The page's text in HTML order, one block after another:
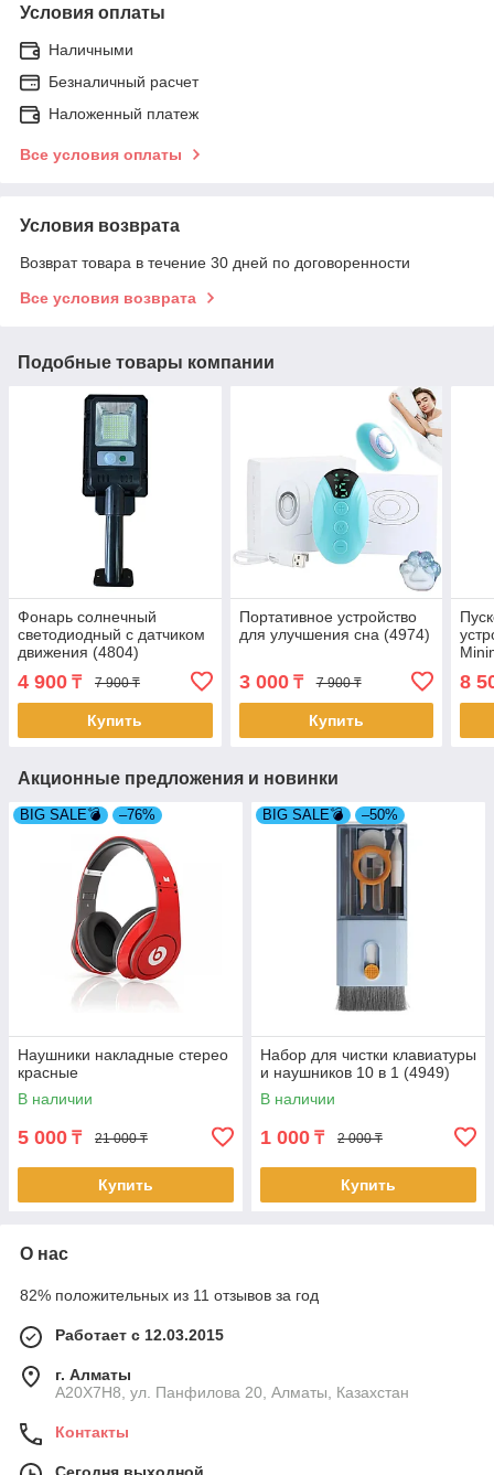
Условия оплаты
Наличными
Безналичный расчет
Наложенный платеж
Все условия оплаты
Условия возврата
Возврат товара в течение 30 дней по договоренности
Все условия возврата
Подобные товары компании
Фонарь солнечный
светодиодный с датчиком
движения (4804)
4 900 ₸ 7 900 ₸
Купить
Портативное устройство
для улучшения сна (4974)
3 000₸ 7 900 ₸
Купить
8
Акционные предложения и новинки
BIG SALE💣 –76%
Наушники накладные стерео
красные
В наличии
5 000 ₸ 21 000 ₸
Купить
BIG SALE💣 –50%
Набор для чистки клавиатуры
и наушников 10 в 1 (4949)
В наличии
1 000 ₸ 2 000 ₸
Купить
О нас
82% положительных из 11 отзывов за год
Работает с 12.03.2015
г. Алматы
A20X7H8, ул. Панфилова 20, Алматы, Казахстан
Контакты